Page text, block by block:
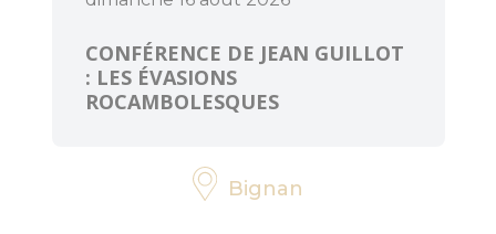
CONFÉRENCE DE JEAN GUILLOT
: LES ÉVASIONS
ROCAMBOLESQUES
Bignan